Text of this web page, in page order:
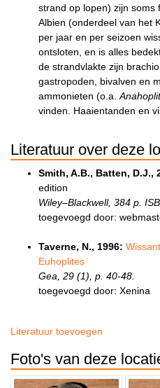
strand op lopen) zijn soms
Albien (onderdeel van het
per jaar en per seizoen
ontsloten, en is alles
de strandvlakte zijn
gastropoden, bivalven en
ammonieten (o.a.
vinden. Haaientanden en
Literatuur over deze
Smith, A.B., Batten, D.J.,
edition
Wiley–Blackwell, 384 p.
toegevoegd door:
Taverne, N., 1996:
Euhoplites
Gea, 29 (1), p. 40-48.
toegevoegd door: Xenina
Literatuur toevoegen
Foto's van deze